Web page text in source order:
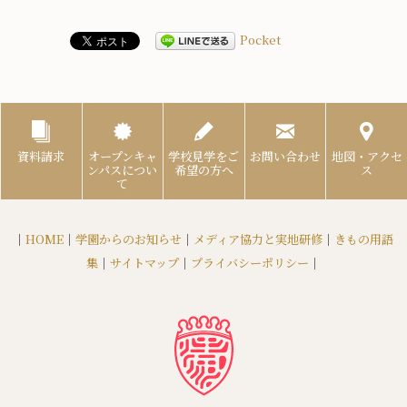
Pocket
資料請求 オープンキャ
ンパスについ
て
学校見学をご
希望の方へ
お問い合わせ 地図・アクセ
ス
｜ HOME ｜ 学園からのお知らせ ｜ メディア協力と実地研修 ｜ きもの用語
集 ｜ サイトマップ ｜ プライバシーポリシー ｜